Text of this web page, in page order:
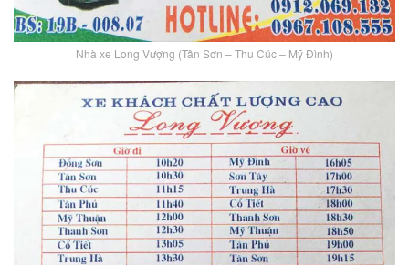
Nhà xe Long Vượng (Tân Sơn – Thu Cúc – Mỹ Đình)